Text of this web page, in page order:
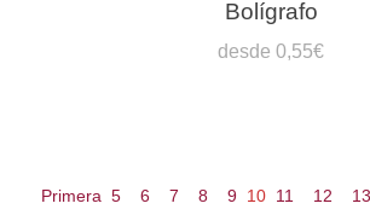
Bolígrafo
desde 0,55€
Primera 5 6 7 8 9 10 11 12 13